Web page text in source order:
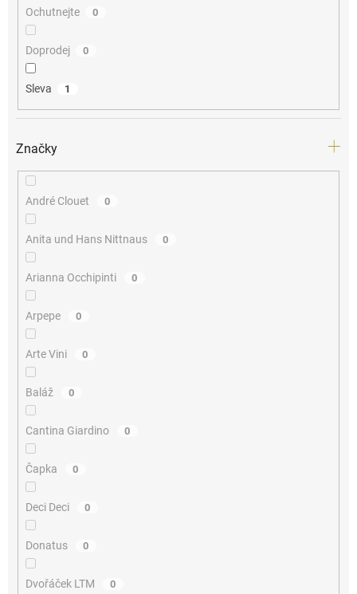
Ochutnejte 0
Doprodej 0
Sleva 1
Značky
André Clouet 0
Anita und Hans Nittnaus 0
Arianna Occhipinti 0
Arpepe 0
Arte Vini 0
Baláž 0
Cantina Giardino 0
Čapka 0
Deci Deci 0
Donatus 0
Dvořáček LTM 0